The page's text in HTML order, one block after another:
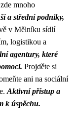
mnoho
a střední podniky,
v Mělníku sídlí
logistikou a
agentury, které
Projděte si
ani na sociální
Aktivní přístup a
k úspěchu.